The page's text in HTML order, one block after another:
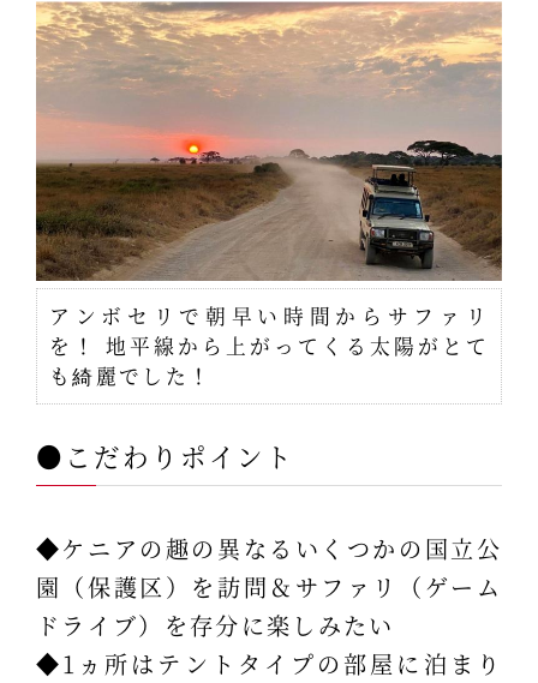
アンボセリで朝早い時間からサファリ
を！ 地平線から上がってくる太陽がとて
も綺麗でした！
●こだわりポイント
◆ケニアの趣の異なるいくつかの国立公
園（保護区）を訪問＆サファリ（ゲーム
ドライブ）を存分に楽しみたい
◆1ヵ所はテントタイプの部屋に泊まり